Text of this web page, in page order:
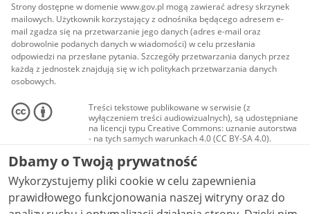
Strony dostępne w domenie www.gov.pl mogą zawierać adresy skrzynek
mailowych. Użytkownik korzystający z odnośnika będącego adresem e-
mail zgadza się na przetwarzanie jego danych (adres e-mail oraz
dobrowolnie podanych danych w wiadomości) w celu przesłania
odpowiedzi na przesłane pytania. Szczegóły przetwarzania danych przez
każdą z jednostek znajdują się w ich politykach przetwarzania danych
osobowych.
Treści tekstowe publikowane w serwisie (z
wyłączeniem treści audiowizualnych), są udostępniane
na licencji typu Creative Commons: uznanie autorstwa
- na tych samych warunkach 4.0 (CC BY-SA 4.0).
Materiały audiowizualne, w tym zdjęcia, materiały
audio i wideo, są udostępniane na licencji typu
Creative Commons: uznanie autorstwa użycie
niekomercyjne - bez utworów zależnych 4.0 (CC BY-
NC-ND 4.0), o ile nie jest to stwierdzone inaczej.
Dbamy o Twoją prywatność
Wykorzystujemy pliki cookie w celu zapewnienia
prawidłowego funkcjonowania naszej witryny oraz do